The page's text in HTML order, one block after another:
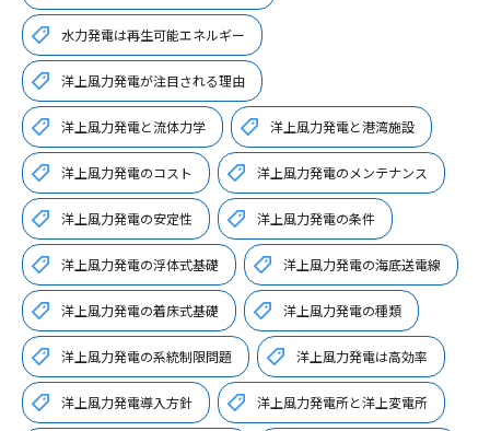
水力発電は再生可能エネルギー
洋上風力発電が注目される理由
洋上風力発電と流体力学 洋上風力発電と港湾施設
洋上風力発電のコスト 洋上風力発電のメンテナンス
洋上風力発電の安定性 洋上風力発電の条件
洋上風力発電の浮体式基礎 洋上風力発電の海底送電線
洋上風力発電の着床式基礎 洋上風力発電の種類
洋上風力発電の系統制限問題 洋上風力発電は高効率
洋上風力発電導入方針 洋上風力発電所と洋上変電所